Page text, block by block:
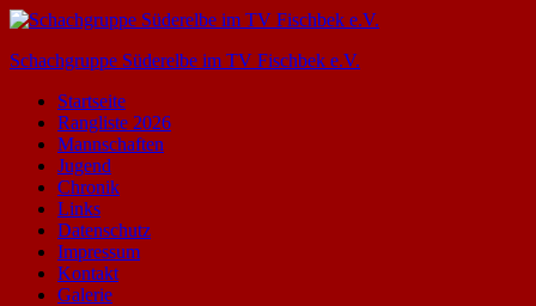
Zum
springen
Schachgruppe Süderelbe im TV Fischbek e.V.
Startseite
Rangliste 2026
Mannschaften
Jugend
Chronik
Links
Datenschutz
Impressum
Kontakt
Galerie